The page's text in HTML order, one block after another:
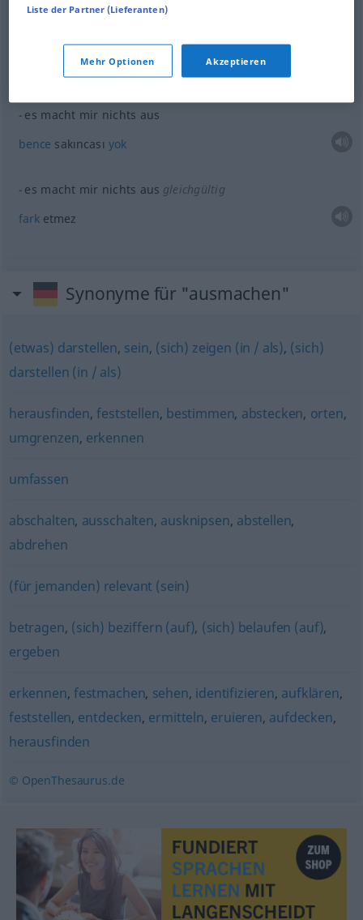
Beispiele
macht es Ihnenetwasaus, wenn…?
-menin sizcebir sakıncası var mı?
es macht mir nichts aus
bence sakıncası yok
es macht mir nichts aus gleichgültig
farketmez
Synonyme für "ausmachen"
(etwas) darstellen, sein, (sich) zeigen (in / als), (sich)
darstellen (in / als)
herausfinden,feststellen, bestimmen, abstecken, orten,
umgrenzen, erkennen
umfassen
abschalten, ausschalten, ausknipsen, abstellen,
abdrehen
(für jemanden) relevant (sein)
betragen, (sich) beziffern (auf), (sich) belaufen (auf),
ergeben
erkennen, festmachen, sehen, identifizieren, aufklären,
feststellen, entdecken, ermitteln, eruieren, aufdecken,
herausfinden
© OpenThesaurus.de
Liste der Partner (Lieferanten)
Mehr Optionen Akzeptieren